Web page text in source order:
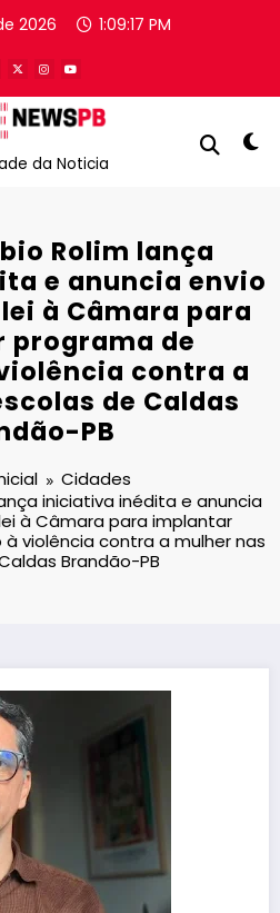
2026 1:09:18 PM
da Noticia
Rolim lança
e anuncia envio
à Câmara para
programa de
contra a
de Caldas
PB
Cidades
iniciativa inédita e anuncia
à Câmara para implantar
violência contra a mulher nas
Brandão-PB